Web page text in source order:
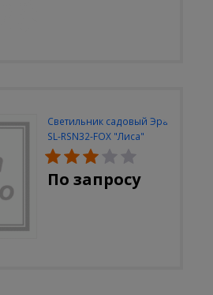
Светильник садовый Эра
SL-RSN32-FOX "Лиса"
солн.бат, полистоун,
цветной, 32 см
По запросу